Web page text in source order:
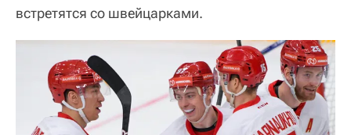
встретятся со швейцарками.